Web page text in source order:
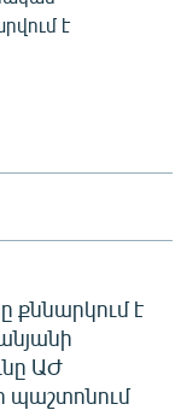
է
քննարկում է
ԱԺ